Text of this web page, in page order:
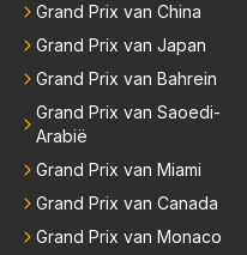
ze wolff gesneden heeft?
Grand Prix van China
Grand Prix van Japan
Grand Prix van Bahrein
Grand Prix van Saoedi-
Arabië
Grand Prix van Miami
Grand Prix van Canada
Grand Prix van Monaco